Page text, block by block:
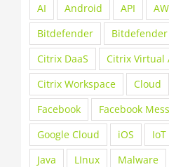
AI Android API
Bitdefender
Bitdefender
Citrix DaaS
Citrix Virtual
Citrix Workspace
Cloud
Facebook
Facebook
Google Cloud
iOS IoT
Java
LInux Malware